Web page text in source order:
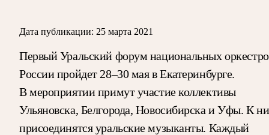
Дата публикации: 25 марта 2021
Первый Уральский форум национальных
России пройдет 28–30 мая в Екатеринбурге.
В мероприятии примут участие коллективы
Ульяновска, Белгорода, Новосибирска и Уфы. К
присоединятся уральские музыканты. Каждый